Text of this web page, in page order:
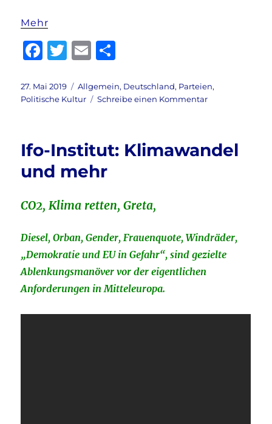
Mehr
F
c
e
o
o
k
T
it
te
E
ai
l
le
n
Veröffentlicht
am
27. Mai 2019 Kategorien
Allgemein, Deutschland, Parteien,
Politische Kultur
Schreibe einen Kommentarzu
die
Ifo-Institut: Klimawandel
und mehr
CO2, Klima retten, Greta,
Diesel, Orban, Gender, Frauenquote, Windräder,
„Demokratie und EU in Gefahr“, sind gezielte
Ablenkungsmanöver vor der eigentlichen
Anforderungen in Mitteleuropa.